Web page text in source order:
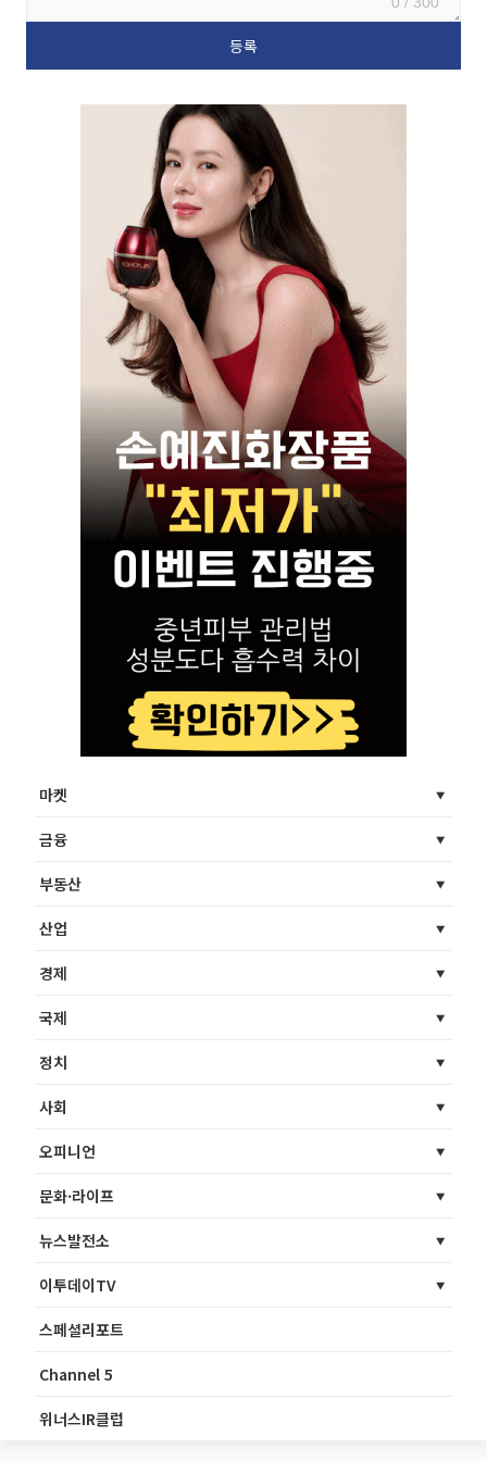
마켓
금융
부동산
산업
경제
국제
정치
사회
오피니언
문화·라이프
뉴스발전소
이투데이TV
스페셜리포트
Channel 5
위너스IR클럽